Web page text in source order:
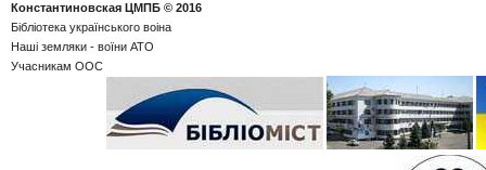
Константиновская ЦМПБ © 2016
Бібліотека українського воіна
Наші земляки - воїни АТО
Учасникам ООС